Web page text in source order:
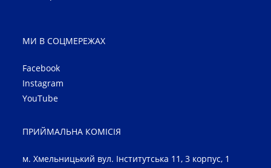
МИ В СОЦМЕРЕЖАХ
Facebook
Instagram
YouTube
ПРИЙМАЛЬНА КОМІСІЯ
м. Хмельницький вул. Інститутська 11, 3 корпус, 1